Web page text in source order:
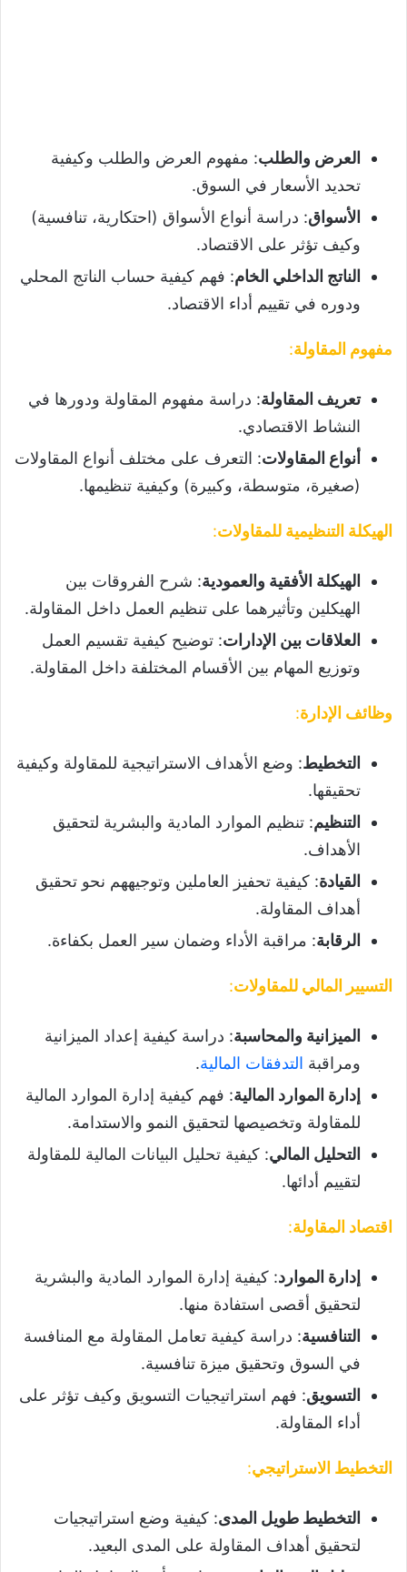
العرض والطلب: مفهوم العرض والطلب وكيفية
تحديد الأسعار في السوق.
الأسواق: دراسة أنواع الأسواق (احتكارية، تنافسية)
وكيف تؤثر على الاقتصاد.
الناتج الداخلي الخام: فهم كيفية حساب الناتج المحلي
ودوره في تقييم أداء الاقتصاد.
مفهوم المقاولة:
تعريف المقاولة: دراسة مفهوم المقاولة ودورها في
النشاط الاقتصادي.
أنواع المقاولات: التعرف على مختلف أنواع المقاولات
(صغيرة، متوسطة، وكبيرة) وكيفية تنظيمها.
الهيكلة التنظيمية للمقاولات:
الهيكلة الأفقية والعمودية: شرح الفروقات بين
الهيكلين وتأثيرهما على تنظيم العمل داخل المقاولة.
العلاقات بين الإدارات: توضيح كيفية تقسيم العمل
وتوزيع المهام بين الأقسام المختلفة داخل المقاولة.
وظائف الإدارة:
التخطيط: وضع الأهداف الاستراتيجية للمقاولة وكيفية
تحقيقها.
التنظيم: تنظيم الموارد المادية والبشرية لتحقيق
الأهداف.
القيادة: كيفية تحفيز العاملين وتوجيههم نحو تحقيق
أهداف المقاولة.
الرقابة: مراقبة الأداء وضمان سير العمل بكفاءة.
التسيير المالي للمقاولات:
الميزانية والمحاسبة: دراسة كيفية إعداد الميزانية
ومراقبة التدفقات المالية.
إدارة الموارد المالية: فهم كيفية إدارة الموارد المالية
للمقاولة وتخصيصها لتحقيق النمو والاستدامة.
التحليل المالي: كيفية تحليل البيانات المالية للمقاولة
لتقييم أدائها.
اقتصاد المقاولة:
إدارة الموارد: كيفية إدارة الموارد المادية والبشرية
لتحقيق أقصى استفادة منها.
التنافسية: دراسة كيفية تعامل المقاولة مع المنافسة
في السوق وتحقيق ميزة تنافسية.
التسويق: فهم استراتيجيات التسويق وكيف تؤثر على
أداء المقاولة.
التخطيط الاستراتيجي:
التخطيط طويل المدى: كيفية وضع استراتيجيات
لتحقيق أهداف المقاولة على المدى البعيد.